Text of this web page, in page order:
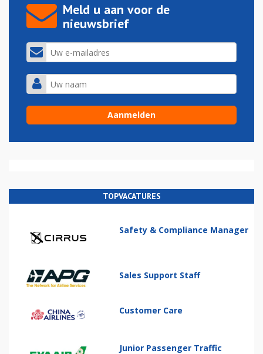
Meld u aan voor de
nieuwsbrief
TOPVACATURES
Safety & Compliance Manager
Sales Support Staff
Customer Care
Junior Passenger Traffic